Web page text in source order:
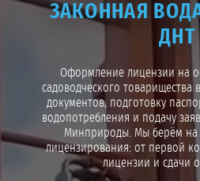
ЗАКОННАЯ
ДНТ
Оформление лицензии на
садоводческого товарищества
документов, подготовку
водопотребления и подачу
Минприроды. Мы берём на
лицензирования: от первой
лицензии и сдачи